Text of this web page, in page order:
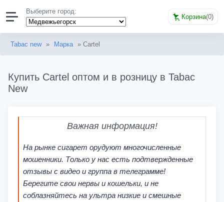
Выберите город:
Корзина(0)
Tabac new » Марка » Cartel
Купить Cartel оптом и в розницу в Tabac
New
Важная информация!
На рынке сигарет орудуют многочисленные
мошенники. Только у нас есть подтвержденные
отзывы с видео и группа в телеграмме!
Берегите свои нервы и кошельки, и не
соблазняйтесь на ультра низкие и смешные